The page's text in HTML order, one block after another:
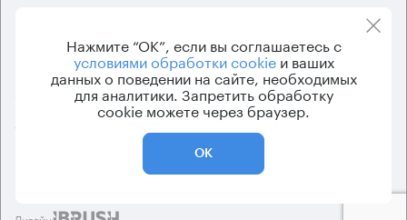
Каталог бизнес-центров О компании
Вакансии
Контакты
© 2026 Fortex.Group. ООО «АРЕНДА ОФИСА», ОГРН 1177746948686,
Политика конфиденциальности
Нажмите “ОК”, если вы соглашаетесь с
условиями обработки cookieи ваших
данных о поведении на сайте, необходимых
для аналитики. Запретить обработку
cookie можете через браузер.
ОК